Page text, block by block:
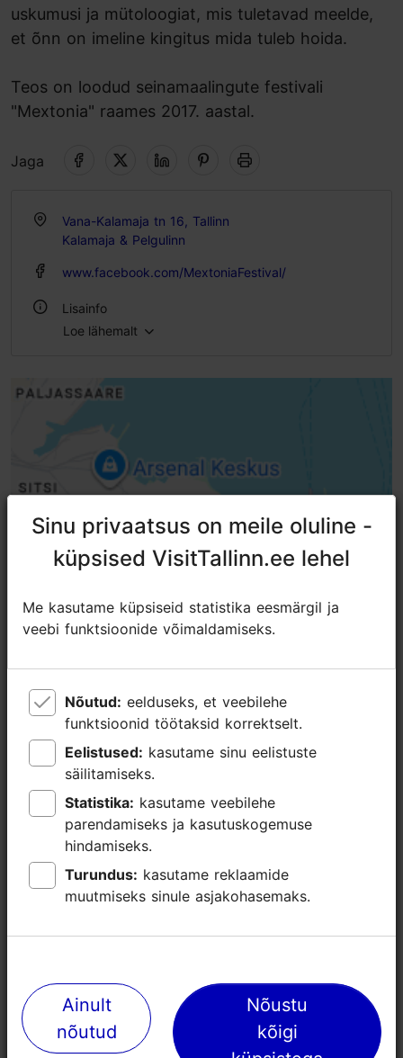
uskumusi ja mütoloogiat, mis tuletavad meelde,
et õnn on imeline kingitus mida tuleb hoida.
Teos on loodud seinamaalingute festivali
"Mextonia" raames 2017. aastal.
Jaga
Vana-Kalamaja tn 16, Tallinn
Kalamaja & Pelgulinn
www.facebook.com/MextoniaFestival/
Lisainfo
Loe lähemalt
Lähedalasuvad kohad
Sinu privaatsus on meile oluline -
küpsised VisitTallinn.ee lehel
Me kasutame küpsiseid statistika eesmärgil ja
veebi funktsioonide võimaldamiseks.
Nõutud:
funktsioonid töötaksid korrektselt.
Eelistused:
säilitamiseks.
Statistika:
parendamiseks ja kasutuskogemuse
hindamiseks.
Turundus:
muutmiseks sinule asjakohasemaks.
Ainult
nõutud
Nõustu
kõigi
Sinu privaatsus on meile oluline -
küpsised VisitTallinn.ee lehel
Me kasutame küpsiseid statistika eesmärgil ja
veebi funktsioonide võimaldamiseks.
Nõutud:
funktsioonid töötaksid korrektselt.
Eelistused:
säilitamiseks.
Statistika:
parendamiseks ja kasutuskogemuse
hindamiseks.
Turundus:
muutmiseks sinule asjakohasemaks.
Ainult
nõutud
Nõustu
kõigi